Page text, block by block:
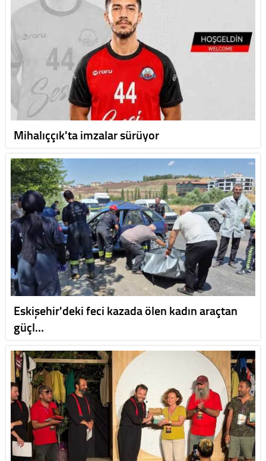
Mihalıççık'ta imzalar sürüyor
Eskişehir'deki feci kazada ölen kadın araçtan
güçl…